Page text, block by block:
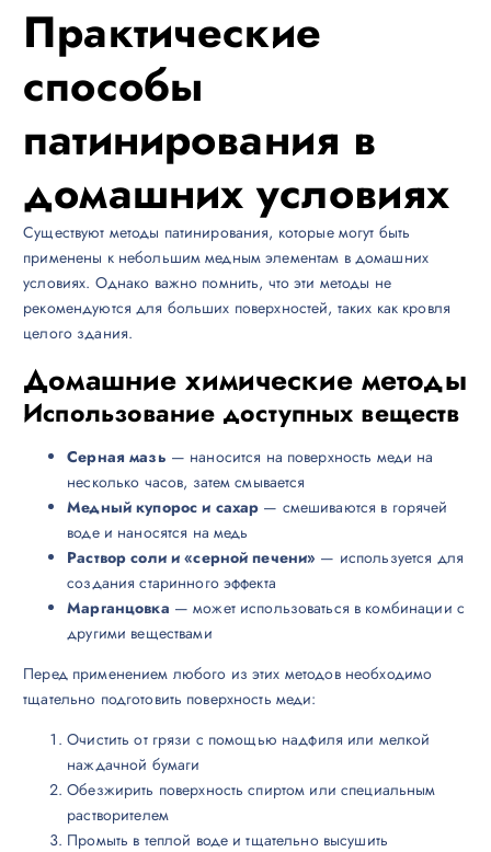
Практические
способы
патинирования в
домашних условиях
Существуют методы патинирования, которые могут быть
применены к небольшим медным элементам в домашних
условиях. Однако важно помнить, что эти методы не
рекомендуются для больших поверхностей, таких как кровля
целого здания.
Домашние химические методы
Использование доступных веществ
Серная мазь — наносится на поверхность меди на
несколько часов, затем смывается
Медный купорос и сахар — смешиваются в горячей
воде и наносятся на медь
Раствор соли и «серной печени» — используется для
создания старинного эффекта
Марганцовка — может использоваться в комбинации с
другими веществами
Перед применением любого из этих методов необходимо
тщательно подготовить поверхность меди:
Очистить от грязи с помощью надфиля или мелкой
наждачной бумаги
Обезжирить поверхность спиртом или специальным
растворителем
Промыть в теплой воде и тщательно высушить